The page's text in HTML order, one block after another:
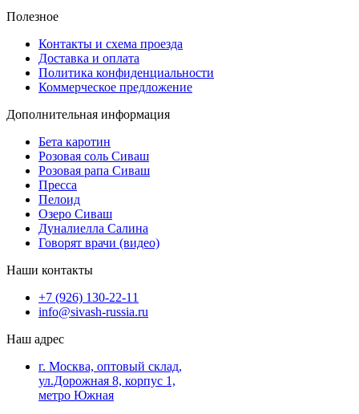
Полезное
Контакты и схема проезда
Доставка и оплата
Политика конфиденциальности
Коммерческое предложение
Дополнительная информация
Бета каротин
Розовая соль Сиваш
Розовая рапа Сиваш
Пресса
Пелоид
Озеро Сиваш
Дуналиелла Салина
Говорят врачи (видео)
Наши контакты
‎+7 (926) 130-22-11
info@sivash-russia.ru
Наш адрес
г. Москва, оптовый склад,
ул.Дорожная 8, корпус 1,
метро Южная